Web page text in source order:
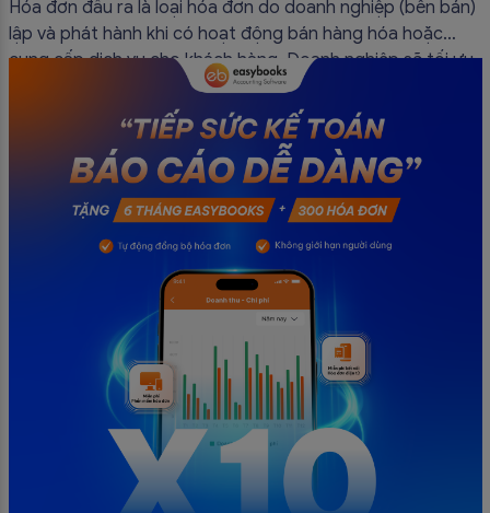
Hóa đơn đầu ra là loại hóa đơn do doanh nghiệp (bên bán)
lập và phát hành khi có hoạt động bán hàng hóa hoặc
cung cấp dịch vụ cho khách hàng. Doanh nghiệp sẽ tối ưu
quy trình vận hành và tránh được những án phạt hành
chính không đáng có nếu nắm rõ […]